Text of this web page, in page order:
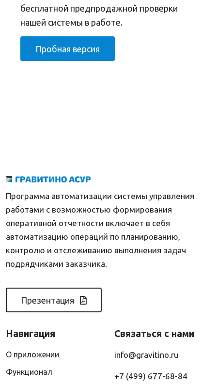
бесплатной предпродажной проверки
нашей системы в работе.
Пробная версия
Программа автоматизации системы управления
работами с возможностью формирования
оперативной отчетности включает в себя
автоматизацию операций по планированию,
контролю и отслеживанию выполнения задач
подрядчиками заказчика.
Презентация
Навигация
О приложении
Функционал
Связаться с нами
info@gravitino.ru
+7 (499) 677-68-84